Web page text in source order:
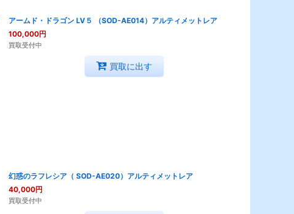
アームド・ドラゴン LV５ （SOD-AE014）アルティメットレア
100,000円
買取受付中
買取に出す
幻惑のラフレシア（ SOD-AE020）アルティメットレア
40,000円
買取受付中